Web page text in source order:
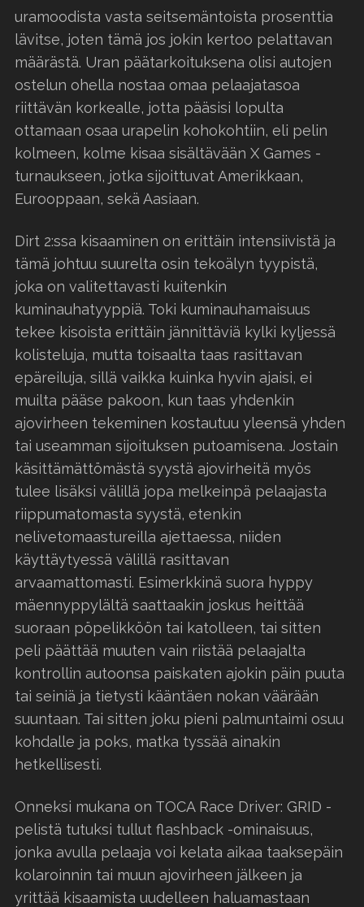
uramoodista vasta seitsemäntoista prosenttia
lävitse, joten tämä jos jokin kertoo pelattavan
määrästä. Uran päätarkoituksena olisi autojen
ostelun ohella nostaa omaa pelaajatasoa
riittävän korkealle, jotta pääsisi lopulta
ottamaan osaa urapelin kohokohtiin, eli pelin
kolmeen, kolme kisaa sisältävään X Games -
turnaukseen, jotka sijoittuvat Amerikkaan,
Eurooppaan, sekä Aasiaan.
Dirt 2:ssa kisaaminen on erittäin intensiivistä ja
tämä johtuu suurelta osin tekoälyn tyypistä,
joka on valitettavasti kuitenkin
kuminauhatyyppiä. Toki kuminauhamaisuus
tekee kisoista erittäin jännittäviä kylki kyljessä
kolisteluja, mutta toisaalta taas rasittavan
epäreiluja, sillä vaikka kuinka hyvin ajaisi, ei
muilta pääse pakoon, kun taas yhdenkin
ajovirheen tekeminen kostautuu yleensä yhden
tai useamman sijoituksen putoamisena. Jostain
käsittämättömästä syystä ajovirheitä myös
tulee lisäksi välillä jopa melkeinpä pelaajasta
riippumatomasta syystä, etenkin
nelivetomaastureilla ajettaessa, niiden
käyttäytyessä välillä rasittavan
arvaamattomasti. Esimerkkinä suora hyppy
mäennyppylältä saattaakin joskus heittää
suoraan pöpelikköön tai katolleen, tai sitten
peli päättää muuten vain riistää pelaajalta
kontrollin autoonsa paiskaten ajokin päin puuta
tai seiniä ja tietysti kääntäen nokan väärään
suuntaan. Tai sitten joku pieni palmuntaimi osuu
kohdalle ja poks, matka tyssää ainakin
hetkellisesti.
Onneksi mukana on TOCA Race Driver: GRID -
pelistä tutuksi tullut flashback -ominaisuus,
jonka avulla pelaaja voi kelata aikaa taaksepäin
kolaroinnin tai muun ajovirheen jälkeen ja
yrittää kisaamista uudelleen haluamastaan